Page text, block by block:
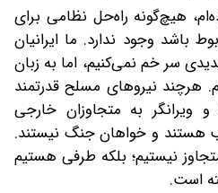
هیچ‌گونه راه‌حل نظامی برای
باشد وجود ندارد. ما ایرانیان
سر خم نمی‌کنیم، اما به زبان
هرچند نیروهای مسلح قدرتمند
و ویرانگر به متجاوزان خارجی
هستند و خواهان جنگ نیستند.
نیستیم؛ بلکه طرفی هستیم
است.